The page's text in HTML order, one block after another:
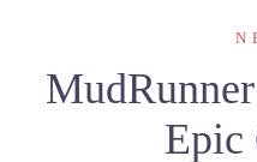
Epic